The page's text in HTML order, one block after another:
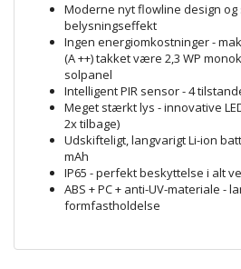
Moderne nyt flowline design og
belysningseffekt
Ingen energiomkostninger -
(A ++) takket være 2,3 WP
solpanel
Intelligent PIR sensor - 4
Meget stærkt lys - innovative
2x tilbage)
Udskifteligt, langvarigt Li-ion
mAh
IP65 - perfekt beskyttelse i alt
ABS + PC + anti-UV-materiale -
formfastholdelse